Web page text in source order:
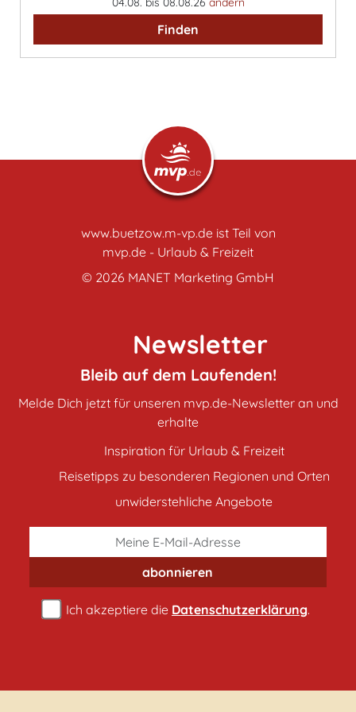
Finden
www.buetzow.m-vp.de ist Teil von
mvp.de - Urlaub & Freizeit
© 2026 MANET Marketing GmbH
Newsletter
Bleib auf dem Laufenden!
Melde Dich jetzt für unseren mvp.de-Newsletter an und
erhalte
Inspiration für Urlaub & Freizeit
Reisetipps zu besonderen Regionen und Orten
unwiderstehliche Angebote
abonnieren
Ich akzeptiere die Datenschutzerklärung.